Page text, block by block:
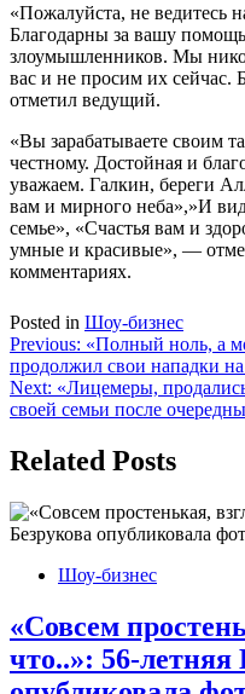
«Пожалуйста, не
Благодарны за вашу
злоумышленников. Мы
вас и не просим их сейчас.
отметил ведущий.
«Вы зарабатываете своим
честному. Достойная и
уважаем. Галкин, береги
вам и мирного неба»,»И
семье», «Счастья вам и
умные и красивые», —
комментариях.
Posted in Шоу-бизнес
Навигация
по
записям
Previous: «Полный ноль, а
продолжил свои нападки
Next: «Лицемеры,
своей семьи после
Related Posts
Шоу-бизнес
«Совсем
что..»: 56-летняя